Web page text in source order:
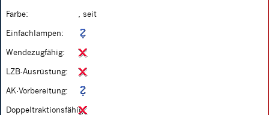
Farbe: , seit
Einfachlampen:
Wendezugfähig:
LZB-Ausrüstung:
AK-Vorbereitung:
Doppeltraktionsfähig: